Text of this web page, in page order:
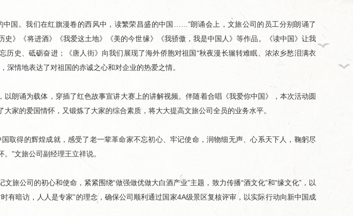
国。我们在红旗漫卷的西风中，读繁荣昌盛的中国……”朗诵会上，文旅公司的员工分别朗诵了
史》《将进酒》《我爱这土地》《美的今世缘》《我骄傲，我是中国人》等作品。《读中国》让我
历史、砥砺奋进；《唐人街》向我们展现了海外侨胞对祖国“秋夜漫长辗转难眠、浓浓乡愁泪满衣
情地表达了对祖国的赤诚之心和对企业的热爱之情。
诵为载体，穿插了红色故事宣讲大赛上的讲解视频。伴随着合唱《我爱你中国》，本次活动圆
家的爱国情怀，又锻炼了大家的综合素质，将大大提高文旅公司全员的业务水平。
得的辉煌成就，感受了老一辈革命家不忘初心、牢记使命，润物细无声、心系天下人，鞠躬尽
”文旅公司副经理王立祥说。
公司的初心和使命，紧紧围绕“做强做优做大白酒产业”主题，致力传播“酒文化”和“缘文化”，以
有暗访，人人是专家”的理念，确保公司顺利通过国家4A级景区复核评审，以实际行动向新中国成